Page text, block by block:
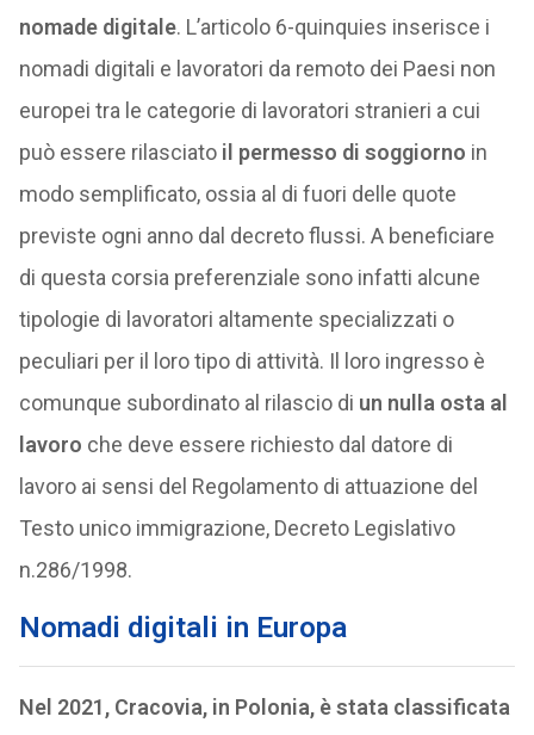
nomade digitale. L’articolo 6-quinquies inserisce i
nomadi digitali e lavoratori da remoto dei Paesi non
europei tra le categorie di lavoratori stranieri a cui
può essere rilasciato il permesso di soggiorno in
modo semplificato, ossia al di fuori delle quote
previste ogni anno dal decreto flussi. A beneficiare
di questa corsia preferenziale sono infatti alcune
tipologie di lavoratori altamente specializzati o
peculiari per il loro tipo di attività. Il loro ingresso è
comunque subordinato al rilascio di un nulla osta al
lavoro che deve essere richiesto dal datore di
lavoro ai sensi del Regolamento di attuazione del
Testo unico immigrazione, Decreto Legislativo
n.286/1998.
Nomadi digitali in Europa
Nel 2021, Cracovia, in Polonia, è stata classificata